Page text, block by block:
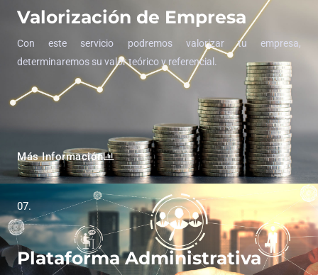
Valorización de Empresa
Con este servicio podremos valorizar tu empresa,
determinaremos su valor teórico y referencial.
Más Información
07.
Plataforma Administrativa